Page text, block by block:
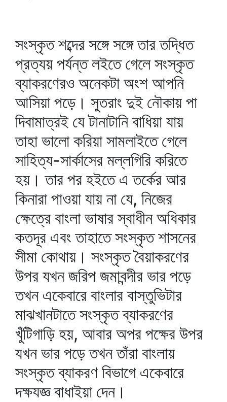
সংস্কৃত শব্দের সঙ্গে সঙ্গে তার তদ্ধিত
প্রত্যয় পর্যন্ত লইতে গেলে সংস্কৃত
ব্যাকরণেরও অনেকটা অংশ আপনি
আসিয়া পড়ে। সুতরাং দুই নৌকায় পা
দিবামাত্রই যে টানাটানি বাধিয়া যায়
তাহা ভালো করিয়া সামলাইতে গেলে
সাহিত্য-সার্কাসের মল্লগিরি করিতে
হয়। তার পর হইতে এ তর্কের আর
কিনারা পাওয়া যায় না যে, নিজের
ক্ষেত্রে বাংলা ভাষার স্বাধীন অধিকার
কতদূর এবং তাহাতে সংস্কৃত শাসনের
সীমা কোথায়। সংস্কৃত বৈয়াকরণের
উপর যখন জরিপ জমাবন্দীর ভার পড়ে
তখন একেবারে বাংলার বাস্তুভিটার
মাঝখানটাতে সংস্কৃত ব্যাকরণের
খুঁটিগাড়ি হয়, আবার অপর পক্ষের উপর
যখন ভার পড়ে তখন তাঁরা বাংলায়
সংস্কৃত ব্যাকরণ বিভাগে একেবারে
দক্ষযজ্ঞ বাধাইয়া দেন।